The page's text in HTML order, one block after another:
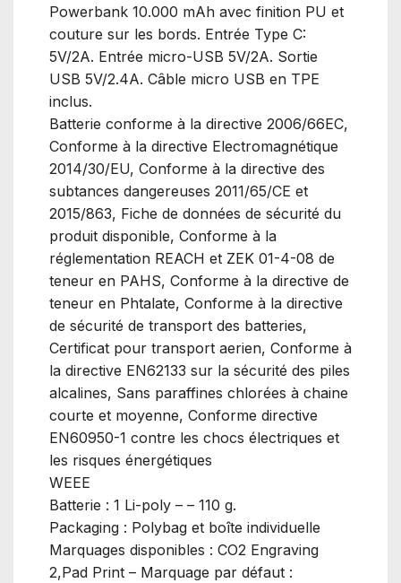
Powerbank 10.000 mAh avec finition PU et
couture sur les bords. Entrée Type C:
5V/2A. Entrée micro-USB 5V/2A. Sortie
USB 5V/2.4A. Câble micro USB en TPE
inclus.
Batterie conforme à la directive 2006/66EC,
Conforme à la directive Electromagnétique
2014/30/EU, Conforme à la directive des
subtances dangereuses 2011/65/CE et
2015/863, Fiche de données de sécurité du
produit disponible, Conforme à la
réglementation REACH et ZEK 01-4-08 de
teneur en PAHS, Conforme à la directive de
teneur en Phtalate, Conforme à la directive
de sécurité de transport des batteries,
Certificat pour transport aerien, Conforme à
la directive EN62133 sur la sécurité des piles
alcalines, Sans paraffines chlorées à chaine
courte et moyenne, Conforme directive
EN60950-1 contre les chocs électriques et
les risques énergétiques
WEEE
Batterie : 1 Li-poly – – 110 g.
Packaging : Polybag et boîte individuelle
Marquages disponibles : CO2 Engraving
2,Pad Print – Marquage par défaut :